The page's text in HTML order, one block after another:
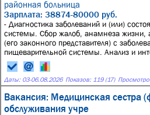
районная больница
Зарплата: 38874-80000 руб.
- Диагностика заболеваний и (или)
системы. Сбор жалоб, анамнеза жизни,
(его законного представителя) с
пищеварительной системы. Анализ и
Даты: 03-06.08.2026 Показов: 119 (17)
Вакансия: Медицинская сестра
обслуживания учре